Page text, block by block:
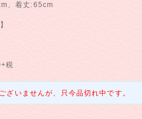
、着丈:65cm
税
ざいませんが、只今品切れ中です。